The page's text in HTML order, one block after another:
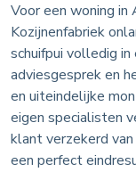
Voor een woning
Kozijnenfabriek
schuifpui volledig
adviesgesprek en
en uiteindelijke
eigen specialisten
klant verzekerd
een perfect